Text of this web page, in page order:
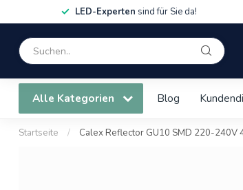
LED-Experten sind für Sie da!
Alle Kategorien Blog
Startseite / Calex Reflector GU10 SMD 220-240V